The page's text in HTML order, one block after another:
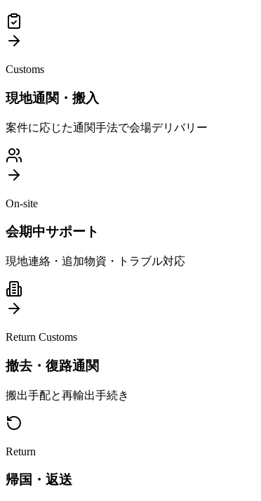
Customs
現地通関・搬入
案件に応じた通関手法で会場デリバリー
On-site
会期中サポート
現地連絡・追加物資・トラブル対応
Return Customs
撤去・復路通関
搬出手配と再輸出手続き
Return
帰国・返送